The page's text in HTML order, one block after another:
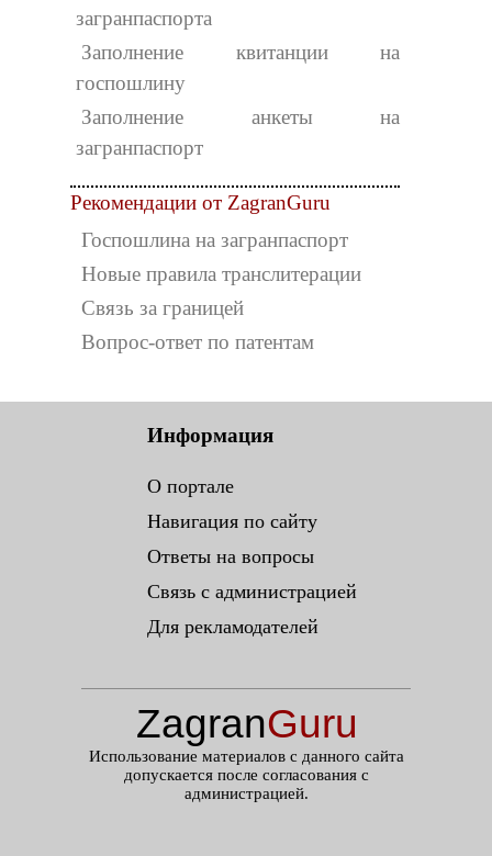
загранпаспорта
Заполнение квитанции на
госпошлину
Заполнение анкеты на
загранпаспорт
Рекомендации от ZagranGuru
Госпошлина на загранпаспорт
Новые правила транслитерации
Связь за границей
Вопрос-ответ по патентам
Информация
О портале
Навигация по сайту
Ответы на вопросы
Связь с администрацией
Для рекламодателей
ZagranGuru
Использование материалов с данного сайта
допускается после согласования с
администрацией.